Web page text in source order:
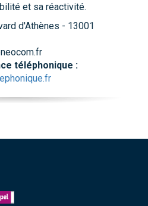
et sa réactivité.
d'Athènes - 13001
téléphonique :